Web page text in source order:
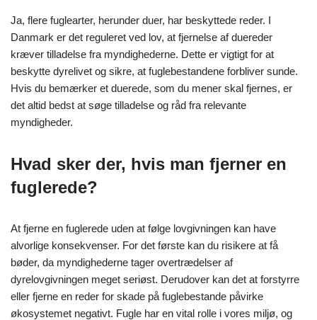
Ja, flere fuglearter, herunder duer, har beskyttede reder. I
Danmark er det reguleret ved lov, at fjernelse af duereder
kræver tilladelse fra myndighederne. Dette er vigtigt for at
beskytte dyrelivet og sikre, at fuglebestandene forbliver sunde.
Hvis du bemærker et duerede, som du mener skal fjernes, er
det altid bedst at søge tilladelse og råd fra relevante
myndigheder.
Hvad sker der, hvis man fjerner en
fuglerede?
At fjerne en fuglerede uden at følge lovgivningen kan have
alvorlige konsekvenser. For det første kan du risikere at få
bøder, da myndighederne tager overtrædelser af
dyrelovgivningen meget seriøst. Derudover kan det at forstyrre
eller fjerne en reder for skade på fuglebestande påvirke
økosystemet negativt. Fugle har en vital rolle i vores miljø, og